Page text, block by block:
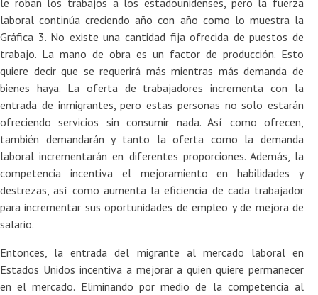
laboral continúa creciendo año con año como lo muestra la
Gráfica 3. No existe una cantidad fija ofrecida de puestos de
trabajo. La mano de obra es un factor de producción. Esto
quiere decir que se requerirá más mientras más demanda de
bienes haya. La oferta de trabajadores incrementa con la
entrada de inmigrantes, pero estas personas no solo estarán
ofreciendo servicios sin consumir nada. Así como ofrecen,
también demandarán y tanto la oferta como la demanda
laboral incrementarán en diferentes proporciones. Además, la
competencia incentiva el mejoramiento en habilidades y
destrezas, así como aumenta la eficiencia de cada trabajador
para incrementar sus oportunidades de empleo y de mejora de
salario.
Entonces, la entrada del migrante al mercado laboral en
Estados Unidos incentiva a mejorar a quien quiere permanecer
en el mercado. Eliminando por medio de la competencia al